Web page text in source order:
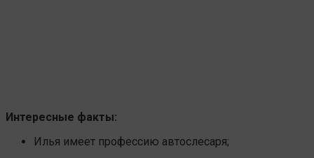
Интересные факты:
Илья имеет профессию автослесаря;